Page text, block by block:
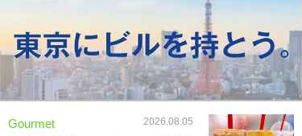
Gourmet 2026.08.05